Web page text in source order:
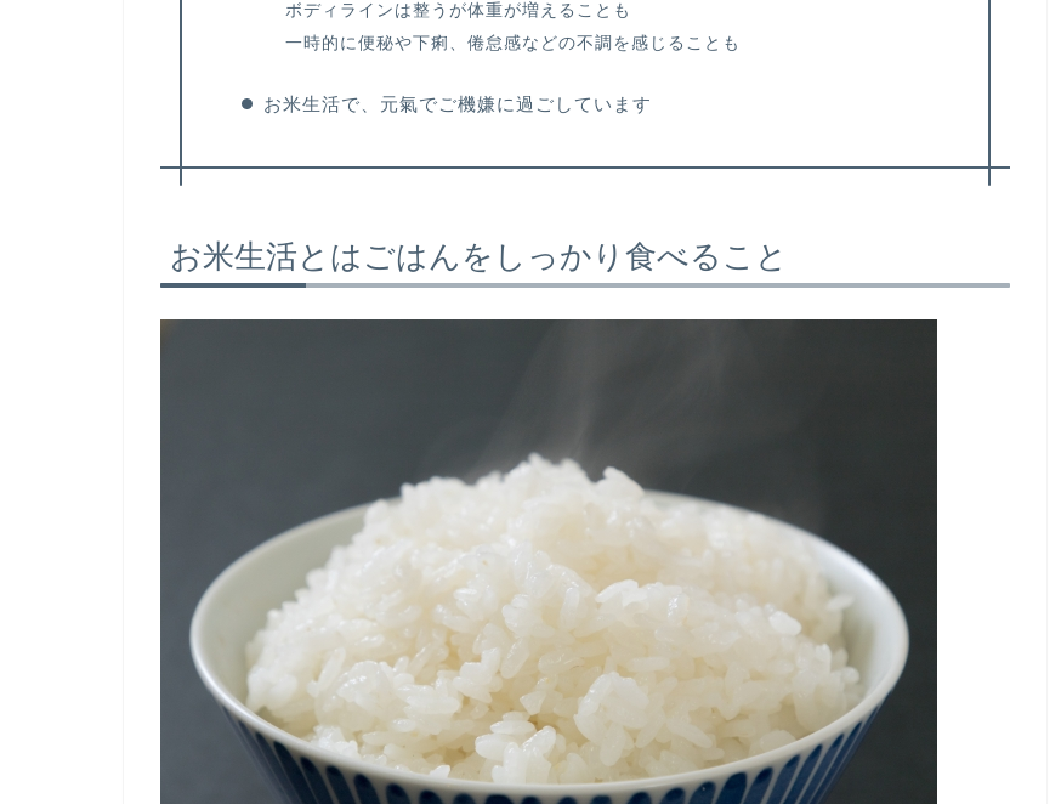
ボディラインは整うが体重が増えることも
一時的に便秘や下痢、倦怠感などの不調を感じることも
お米生活で、元氣でご機嫌に過ごしています
お米生活とはごはんをしっかり食べること